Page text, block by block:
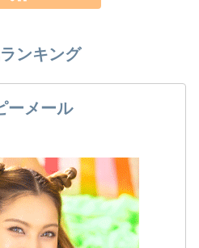
ンキング
ーメール